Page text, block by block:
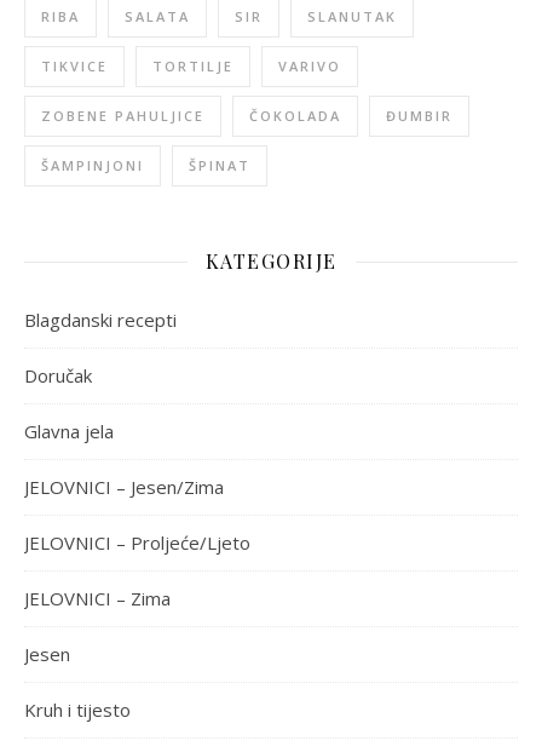
RIBA SALATA SIR SLANUTAK
TIKVICE TORTILJE VARIVO
ZOBENE PAHULJICE ČOKOLADA ĐUMBIR
ŠAMPINJONI ŠPINAT
KATEGORIJE
Blagdanski recepti
Doručak
Glavna jela
JELOVNICI – Jesen/Zima
JELOVNICI – Proljeće/Ljeto
JELOVNICI – Zima
Jesen
Kruh i tijesto